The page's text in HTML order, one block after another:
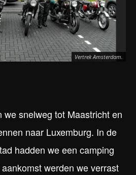
Vertrek Amsterdam.
we snelweg tot Maastricht en
naar Luxemburg. In de
hadden we een camping
werden we verrast